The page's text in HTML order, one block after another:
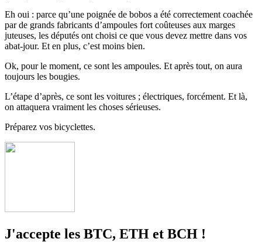
Eh oui : parce qu’une poignée de bobos a été correctement coachée
par de grands fabricants d’ampoules fort coûteuses aux marges
juteuses, les députés ont choisi ce que vous devez mettre dans vos
abat-jour. Et en plus, c’est moins bien.
Ok, pour le moment, ce sont les ampoules. Et après tout, on aura
toujours les bougies.
L’étape d’après, ce sont les voitures ; électriques, forcément. Et là,
on attaquera vraiment les choses sérieuses.
Préparez vos bicyclettes.
J'accepte les BTC, ETH et BCH !